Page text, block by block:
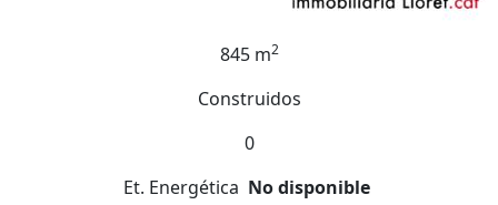
845 m2
Construidos
0
Et. Energética No disponible